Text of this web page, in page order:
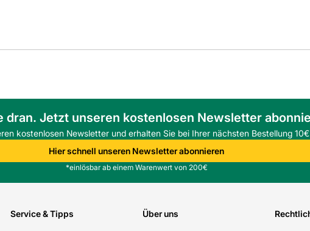
dran. Jetzt unseren kostenlosen Newsletter
kostenlosen Newsletter und erhalten Sie bei Ihrer nächsten Bestellung
Hier schnell unseren Newsletter abonnieren
*einlösbar ab einem Warenwert von 200€
Service & Tipps Über uns